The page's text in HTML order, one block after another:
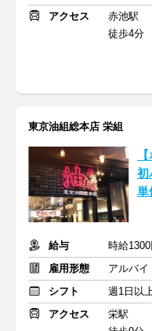
アクセス
赤池駅
徒歩4分
東京油組総本店 栄組
初
単
給与
時給
雇用形態
アルバイ
シフト
週1日以
アクセス
栄駅